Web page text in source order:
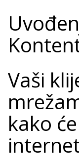
Vaši
kako